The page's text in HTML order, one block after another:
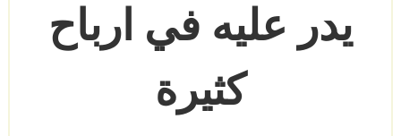
يدر عليه في ارباح
كثيرة